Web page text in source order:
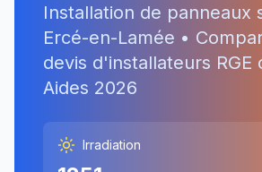
Installation de panneaux
Ercé-en-Lamée •
devis d'installateurs RGE
Aides 2026
Irradiation